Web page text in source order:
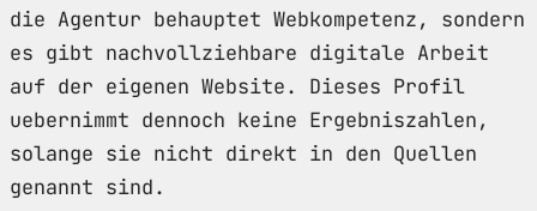
die Agentur behauptet Webkompetenz, sondern
es gibt nachvollziehbare digitale Arbeit
auf der eigenen Website. Dieses Profil
uebernimmt dennoch keine Ergebniszahlen,
solange sie nicht direkt in den Quellen
genannt sind.